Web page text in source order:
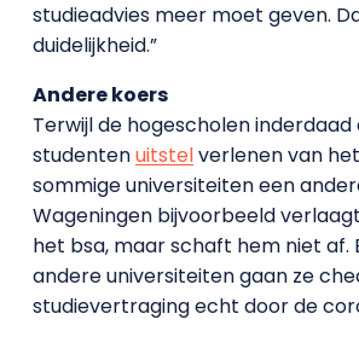
studieadvies meer moet geven.
duidelijkheid.”
Andere koers
Terwijl de hogescholen
studentenuitstelverlenen van
sommige universiteiten een
Wageningen bijvoorbeeld
het bsa, maar schaft hem niet af.
andere universiteiten gaan ze
studievertraging echt door de